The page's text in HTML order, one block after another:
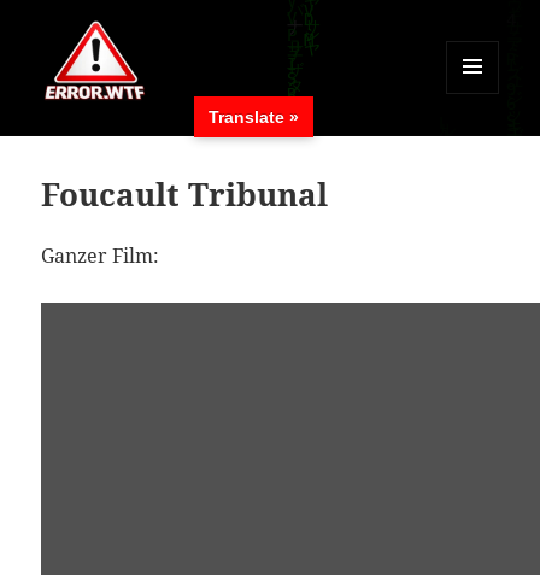
MENÜ
WIDGETS
Foucault Tribunal
Ganzer Film:
Translate »